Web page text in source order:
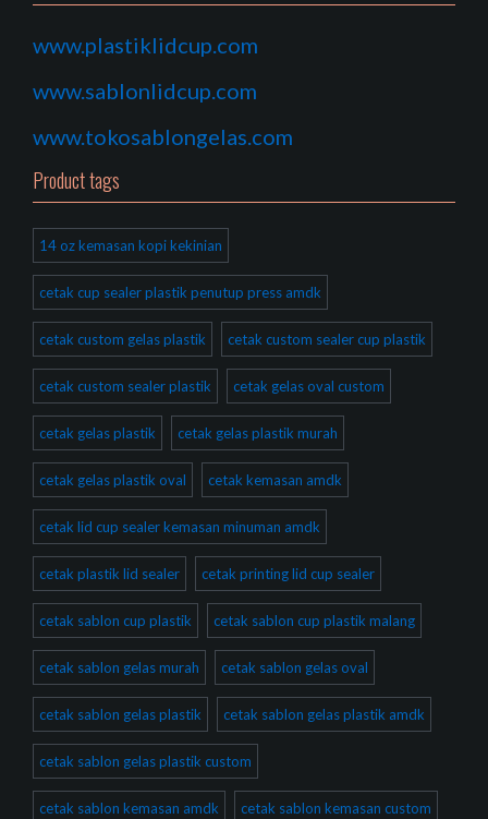
www.plastiklidcup.com
www.sablonlidcup.com
www.tokosablongelas.com
Product tags
14 oz kemasan kopi kekinian
cetak cup sealer plastik penutup press amdk
cetak custom gelas plastik cetak custom sealer cup plastik
cetak custom sealer plastik cetak gelas oval custom
cetak gelas plastik cetak gelas plastik murah
cetak gelas plastik oval cetak kemasan amdk
cetak lid cup sealer kemasan minuman amdk
cetak plastik lid sealer cetak printing lid cup sealer
cetak sablon cup plastik cetak sablon cup plastik malang
cetak sablon gelas murah cetak sablon gelas oval
cetak sablon gelas plastik cetak sablon gelas plastik amdk
cetak sablon gelas plastik custom
cetak sablon kemasan amdk cetak sablon kemasan custom